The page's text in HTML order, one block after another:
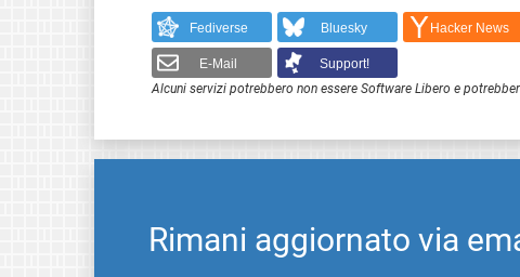
Fediverse Bluesky Hacker News
E-Mail
Support!
Alcuni servizi potrebbero non essere Software Libero e
Rimani aggiornato via